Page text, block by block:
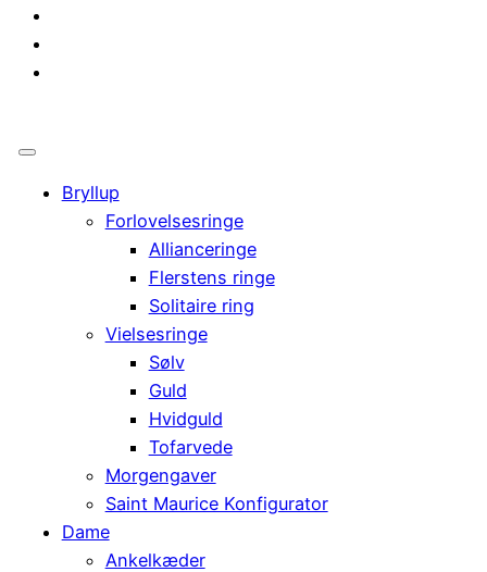
Bryllup
Forlovelsesringe
Allianceringe
Flerstens ringe
Solitaire ring
Vielsesringe
Sølv
Guld
Hvidguld
Tofarvede
Morgengaver
Saint Maurice Konfigurator
Dame
Ankelkæder